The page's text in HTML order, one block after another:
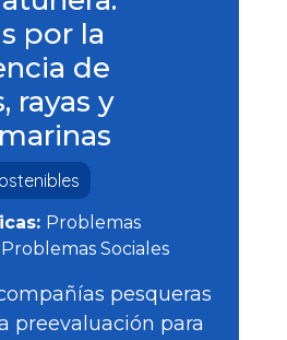
por la
de
rayas y
Problemas
Problemas Sociales
pesqueras
preevaluación para